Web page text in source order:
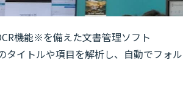
機能※を備えた文書管理ソフト
タイトルや項目を解析し、自動でフォル